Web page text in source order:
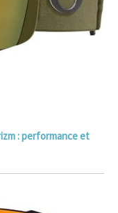
: performance et